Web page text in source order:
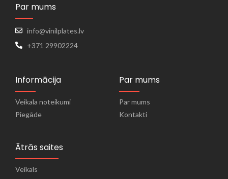
Par mums
info@vinilplates.lv
+371 29902224
Informācija
Veikala noteikumi
Piegāde
Par mums
Par mums
Kontakti
Ātrās saites
Veikals